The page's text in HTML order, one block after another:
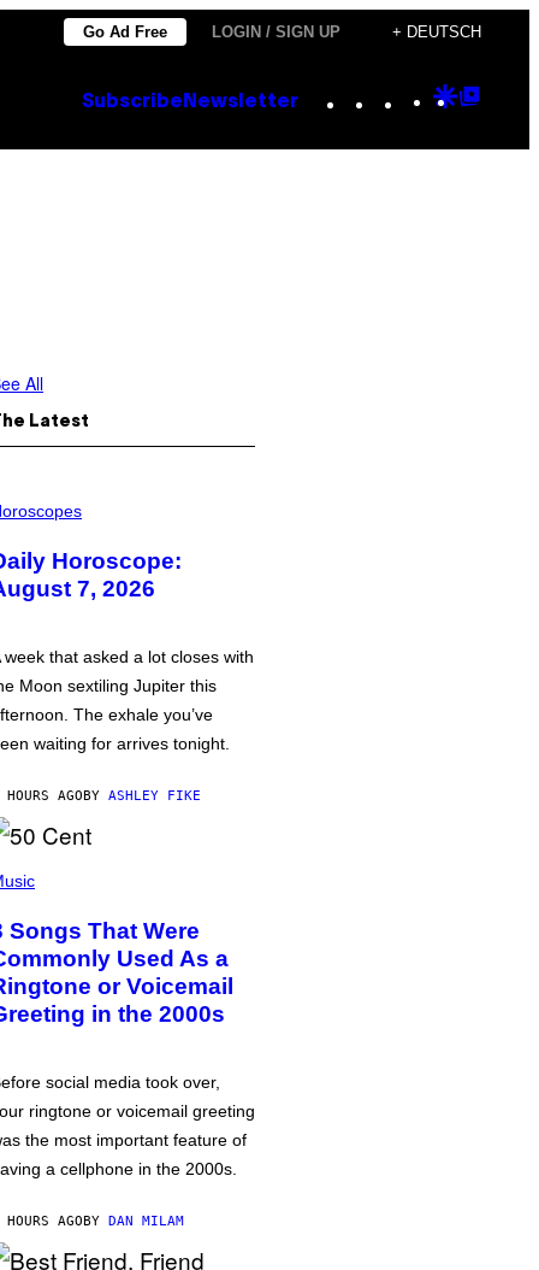
Go Ad Free LOGIN / SIGN UP + DEUTSCH
Subscribe Newsletter Instagram
TikTok
YouTube
Google
All
Latest
Horoscope:
7, 2026
week that asked a lot closes with
Moon sextiling Jupiter this
The exhale you’ve
waiting for arrives tonight.
AGOBY ASHLEY FIKE
Songs That Were
Used As a
or Voicemail
in the 2000s
social media took over,
ringtone or voicemail greeting
the most important feature of
a cellphone in the 2000s.
AGOBY DAN MILAM